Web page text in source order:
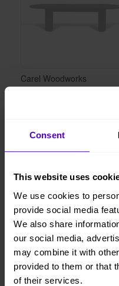
Consent
This website uses
We use cookies to
provide social media
We also share
our social media,
may combine it with
provided to them or that
of their services.
Carel Woodworks